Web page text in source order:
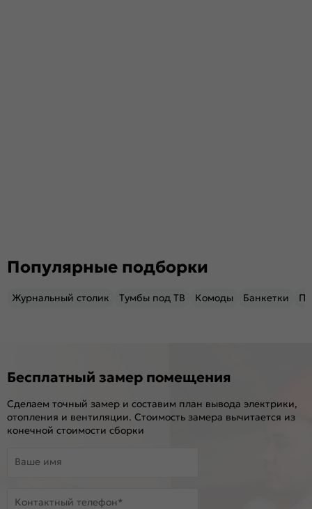
Популярные подборки
Журнальный столик Тумбы под ТВ Комоды Банкетки
Бесплатный замер помещения
Сделаем точный замер и составим план вывода электрики,
отопления и вентиляции. Стоимость замера вычитается из
конечной стоимости сборки
Ваше имя
Контактный телефон*